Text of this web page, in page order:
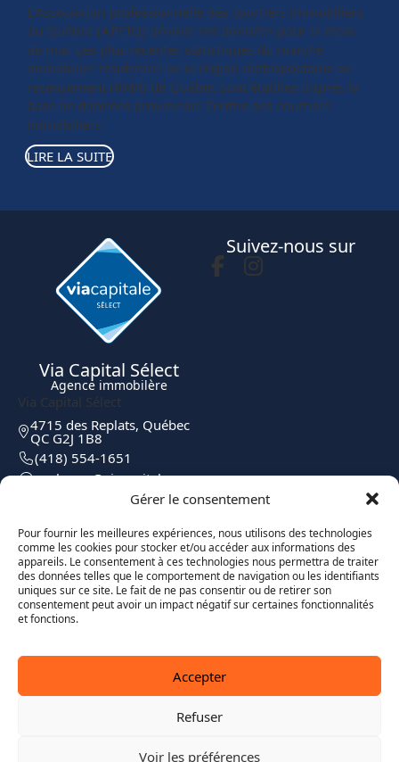
Gérer le consentement
Pour fournir les meilleures expériences, nous utilisons des technologies
comme les cookies pour stocker et/ou accéder aux informations des
appareils. Le consentement à ces technologies nous permettra de traiter
des données telles que le comportement de navigation ou les identifiants
uniques sur ce site. Le fait de ne pas consentir ou de retirer son
consentement peut avoir un impact négatif sur certaines fonctionnalités
et fonctions.
Accepter
Refuser
Voir les préférences
L’Association professionnelle des courtiers immobiliers
du Québec (APCIQ) dévoile ses données pour le mois
de mai. Les plus récentes statistiques du marché
immobilier résidentiel de la région métropolitaine de
recensement (RMR) de Québec sont établies d’après la
base de données provinciale Centris des courtiers
immobiliers.
LIRE LA SUITE
Via Capital Sélect
Agence immobilère
Via Capital Sélect
4715 des Replats, Québec
QC G2J 1B8
(418) 554-1651
moc.elatipacaiv@egreborp
Suivez-nous sur